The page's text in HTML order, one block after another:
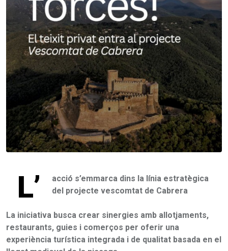
L’
acció s’emmarca dins la línia estratègica
del projecte vescomtat de Cabrera
La iniciativa busca crear sinergies amb allotjaments,
restaurants, guies i comerços per oferir una
experiència turística integrada i de qualitat basada en el